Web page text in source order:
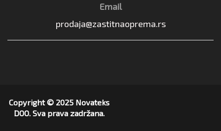
Email
prodaja@zastitnaoprema.rs
Copyright © 2025 Novateks
DOO. Sva prava zadržana.